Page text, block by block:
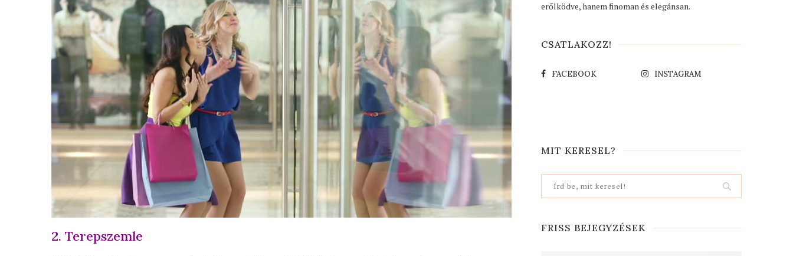
2. Terepszemle
erőlködve, hanem finoman és elegánsan.
CSATLAKOZZ!
FACEBOOK INSTAGRAM
MIT KERESEL?
FRISS BEJEGYZÉSEK